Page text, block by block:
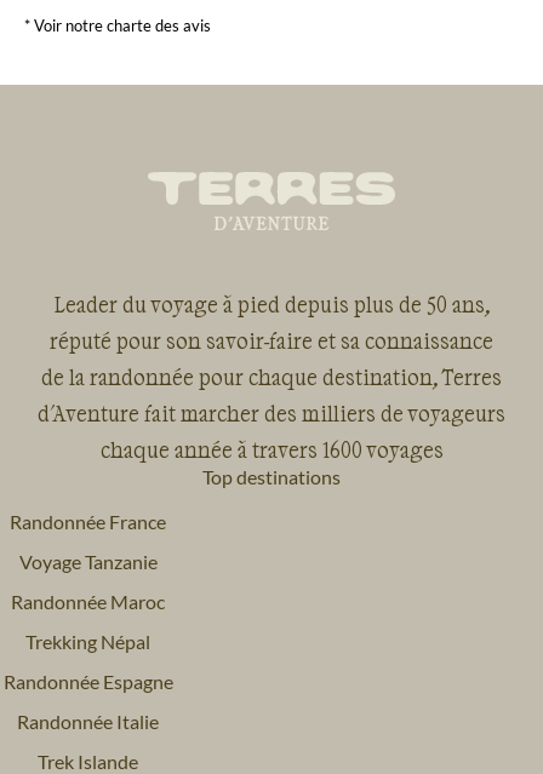
* Voir notre charte des avis
Leader du voyage à pied depuis plus de 50 ans,
réputé pour son savoir-faire et sa connaissance
de la randonnée pour chaque destination, Terres
d'Aventure fait marcher des milliers de voyageurs
chaque année à travers 1600 voyages
Top destinations
Randonnée France
Voyage Tanzanie
Randonnée Maroc
Trekking Népal
Randonnée Espagne
Randonnée Italie
Trek Islande